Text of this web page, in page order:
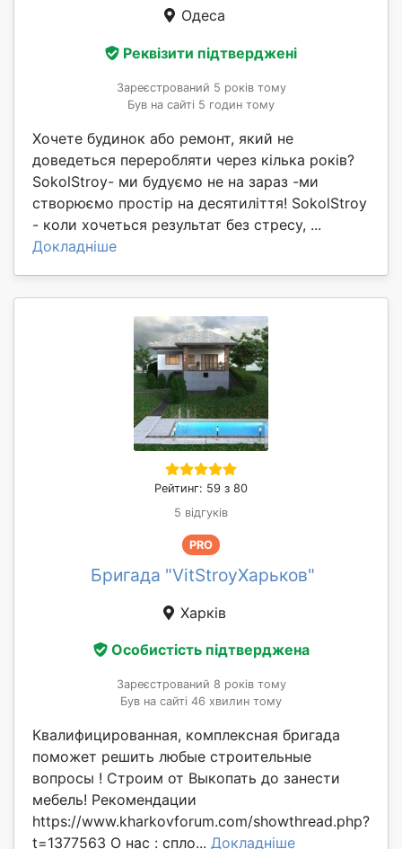
Одеса
Реквізити підтверджені
Зареєстрований 5 років тому
Був на сайті 5 годин тому
Хочете будинок або ремонт, який не
доведеться переробляти через кілька років?
SokolStroy- ми будуємо не на зараз -ми
створюємо простір на десятиліття! SokolStroy
- коли хочеться результат без стресу, ...
Докладніше
Рейтинг: 59 з 80
5 відгуків
PRO
Бригада "VitStroyХарьков"
Харків
Особистість підтверджена
Зареєстрований 8 років тому
Був на сайті 46 хвилин тому
Квалифицированная, комплексная бригада
поможет решить любые строительные
вопросы ! Строим от Выкопать до занести
мебель! Рекомендации
https://www.kharkovforum.com/showthread.php?
t=1377563 О нас : спло... Докладніше